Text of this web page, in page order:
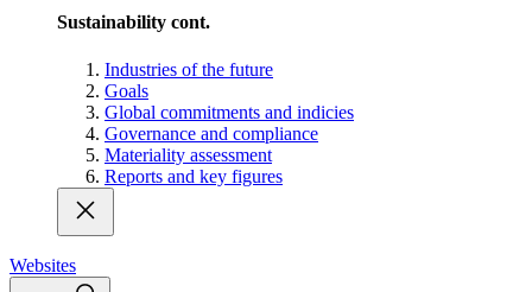
Sustainability cont.
Industries of the future
Goals
Global commitments and indicies
Governance and compliance
Materiality assessment
Reports and key figures
Websites